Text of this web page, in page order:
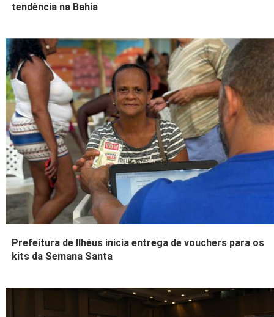
tendência na Bahia
Prefeitura de Ilhéus inicia entrega de vouchers para os
kits da Semana Santa